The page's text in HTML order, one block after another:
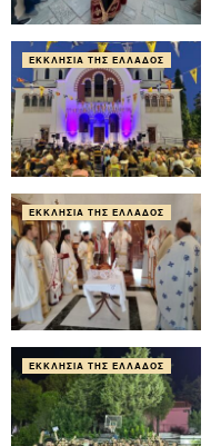
ΕΚΚΛΗΣΊΑ ΤΗΣ ΕΛΛΆΔΟΣ
ΕΚΚΛΗΣΊΑ ΤΗΣ ΕΛΛΆΔΟΣ
ΕΚΚΛΗΣΊΑ ΤΗΣ ΕΛΛΆΔΟΣ